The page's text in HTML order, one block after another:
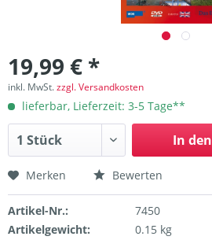
19,99 € *
inkl. MwSt.zzgl. Versandkosten
lieferbar, Lieferzeit: 3-5 Tage**
In den
Merken Bewerten
Artikel-Nr.:
7450
Artikelgewicht:
0.15 kg